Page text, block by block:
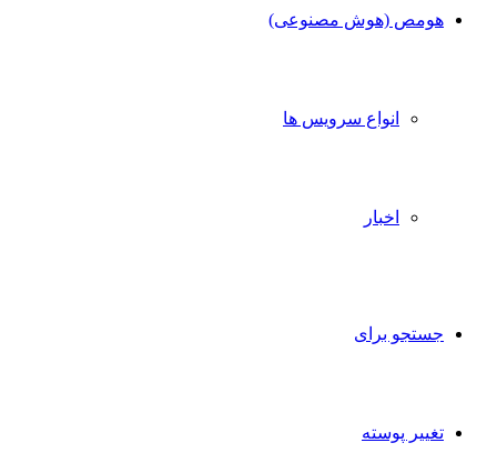
هومص (هوش مصنوعی)
انواع سرویس ها
اخبار
جستجو برای
تغییر پوسته